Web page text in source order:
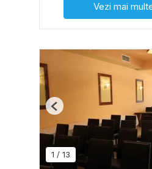
Vezi mai
1 / 13
Previous